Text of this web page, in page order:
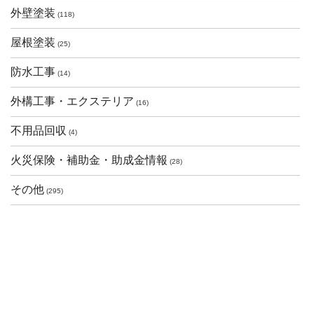
外壁塗装 (118)
屋根塗装 (25)
防水工事 (14)
外構工事・エクステリア (16)
不用品回収 (4)
火災保険・補助金・助成金情報 (28)
その他 (295)